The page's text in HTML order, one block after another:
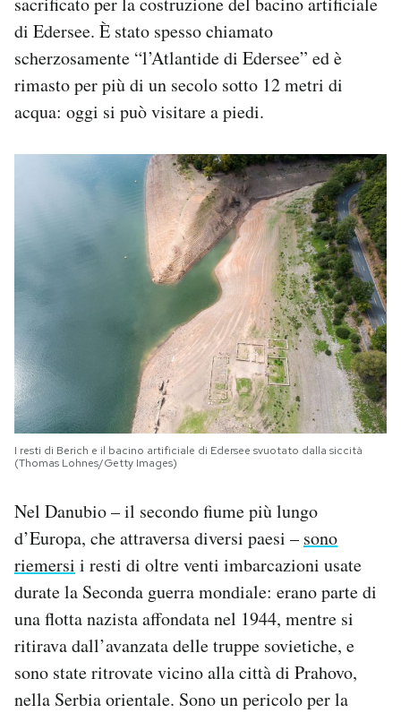
di Edersee. È stato spesso chiamato
scherzosamente “l’Atlantide di Edersee” ed è
rimasto per più di un secolo sotto 12 metri di
acqua: oggi si può visitare a piedi.
I resti di Berich e il bacino artificiale di Edersee svuotato dalla siccità
(Thomas Lohnes/Getty Images)
Nel Danubio – il secondo fiume più lungo
d’Europa, che attraversa diversi paesi – sono
riemersi i resti di oltre venti imbarcazioni usate
durate la Seconda guerra mondiale: erano parte di
una flotta nazista affondata nel 1944, mentre si
ritirava dall’avanzata delle truppe sovietiche, e
sono state ritrovate vicino alla città di Prahovo,
nella Serbia orientale. Sono un pericolo per la